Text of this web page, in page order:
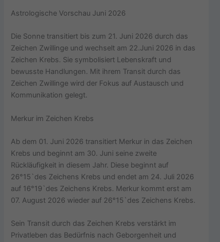
Astrologische Vorschau Juni 2026
Die Sonne transitiert bis zum 21. Juni 2026 durch das
Zeichen Zwillinge und wechselt am 22.Juni 2026 in das
Zeichen Krebs. Sie symbolisiert Lebenskraft und
bewusste Handlungen. Mit ihrem Transit durch das
Zeichen Zwillinge wird der Fokus auf Austausch und
Kommunikation gelegt.
Merkur im Zeichen Krebs
Ab dem 01. Juni 2026 transitiert Merkur in das Zeichen
Krebs und beginnt am 30. Juni seine zweite
Rückläufigkeit in diesem Jahr. Diese beginnt auf
26°15`des Zeichens Krebs und endet am 24. Juli 2026
auf 16°19`des Zeichens Krebs. Merkur kommt erst am
07. August 2026 wieder auf 26°15`des Zeichens Krebs.
Sein Transit durch das Zeichen Krebs verstärkt im
Privatleben das Bedürfnis nach Geborgenheit und